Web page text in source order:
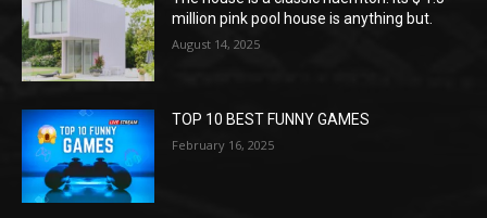
million pink pool house is anything but.
August 14, 2025
TOP 10 BEST FUNNY GAMES
February 16, 2025